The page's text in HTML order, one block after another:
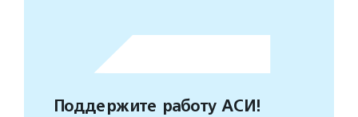
Поддержите работу АСИ!